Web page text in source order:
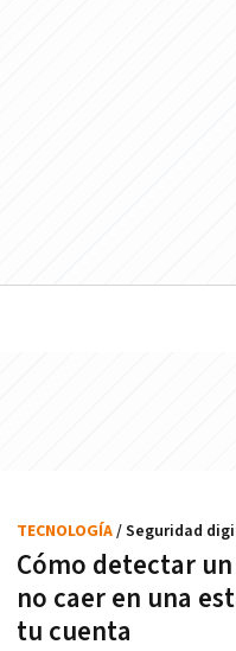
Cómo detectar
no caer en una
tu cuenta
TECNOLOGÍA/ Seguridad